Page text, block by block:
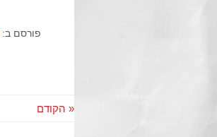
פורסם ב:
« הקודם